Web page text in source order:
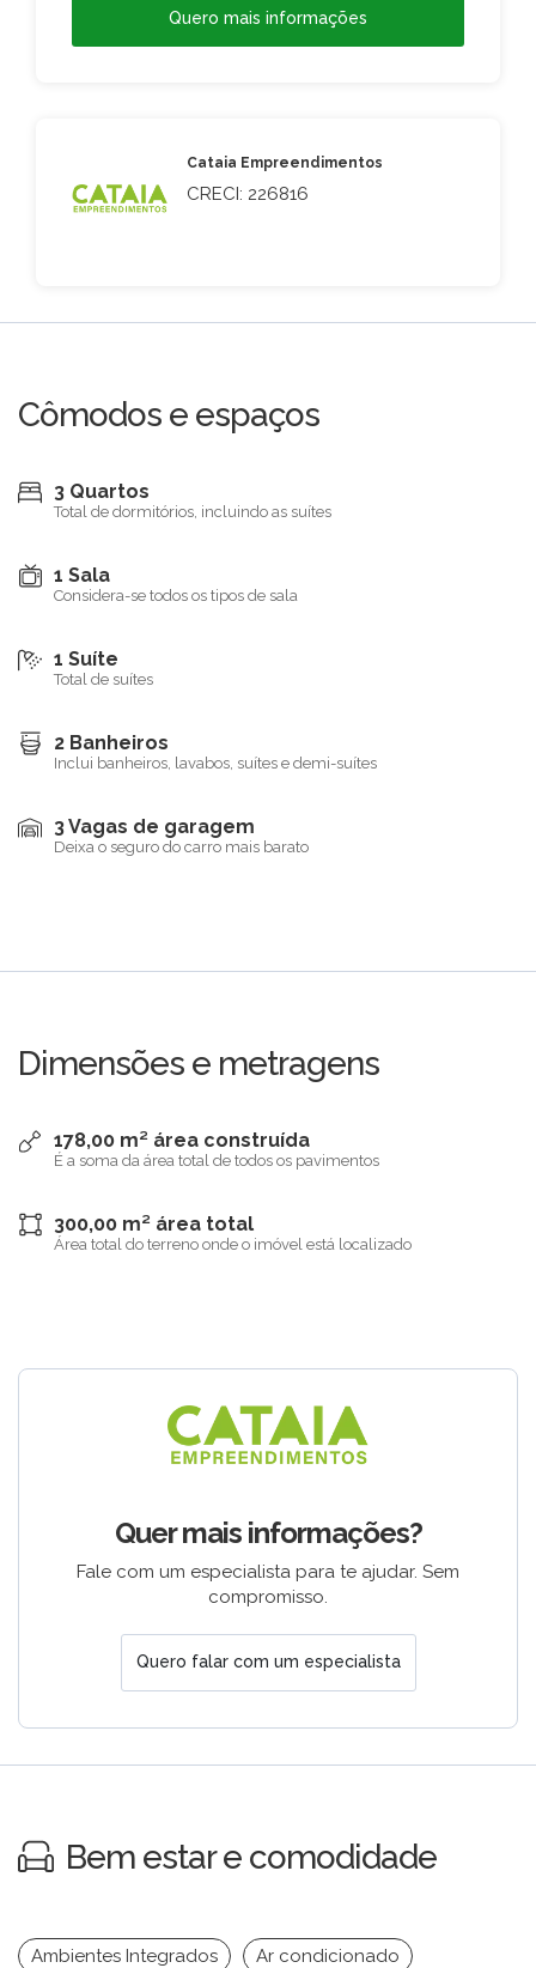
Quero mais informações
Cataia Empreendimentos
CRECI: 226816
Cômodos e espaços
3 Quartos
Total de dormitórios, incluindo as suítes
1 Sala
Considera-se todos os tipos de sala
1 Suíte
Total de suítes
2 Banheiros
Inclui banheiros, lavabos, suítes e demi-suítes
3 Vagas de garagem
Deixa o seguro do carro mais barato
Dimensões e metragens
178,00 m² área construída
É a soma da área total de todos os pavimentos
300,00 m² área total
Área total do terreno onde o imóvel está localizado
Quer mais informações?
Fale com um especialista para te ajudar. Sem
compromisso.
Quero falar com um especialista
Bem estar e comodidade
Ambientes Integrados Ar condicionado